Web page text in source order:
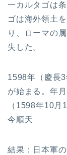
一カルタゴは
ゴは海外領土
り、ローマの
失した。
1598年（慶長
が始まる。年
（1598年10
今順天
結果：日本軍